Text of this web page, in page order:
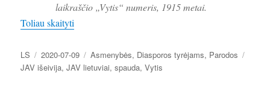
laikraščio „Vytis“ numeris, 1915 metai.
Toliau skaityti
Autorius
LS Paskelbta
2020-07-09 Kategorijos
Asmenybės, Diasporos tyrėjams, Parodos
JAV išeivija,JAV lietuviai,spauda,Vytis